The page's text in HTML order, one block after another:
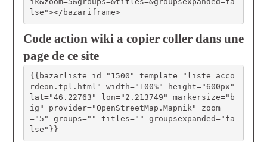
lse"></bazariframe>
Code action wiki a copier coller dans une
page de ce site
{{bazarliste id="1500" template="liste_acco
rdeon.tpl.html" width="100%" height="600px"
lat="46.22763" lon="2.213749" markersize="b
ig" provider="OpenStreetMap.Mapnik" zoom
="5" groups="" titles="" groupsexpanded="fa
lse"}}